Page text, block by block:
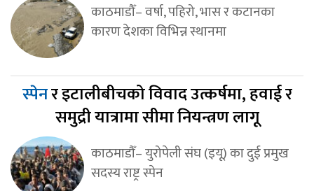
काठमाडौँ– वर्षा, पहिरो, भास र कटानका
कारण देशका विभिन्न स्थानमा
स्पेनर इटालीबीचको विवाद उत्कर्षमा, हवाई र
समुद्री यात्रामा सीमा नियन्त्रण लागू
काठमाडौँ– युरोपेली संघ (इयू) का दुई प्रमुख
सदस्य राष्ट्र स्पेन